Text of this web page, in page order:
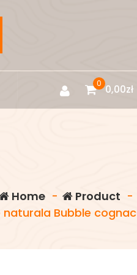
0 0,00zł
Home - Product -
naturala Bubble cognac